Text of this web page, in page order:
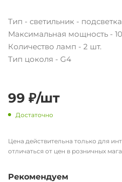
Тип - светильник - подсветка
Максимальная мощность -
Количество ламп - 2 шт.
Тип цоколя - G4
99 ₽/шт
Достаточно
Цена действительна только для
отличаться от цен в розничных
Рекомендуем